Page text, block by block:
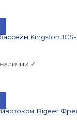
Kingston JCS-
✓
Bigeer